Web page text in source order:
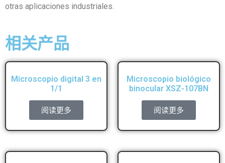
otras aplicaciones industriales.
相关产品
Microscopio digital 3 en
1/1
阅读更多
Microscopio biológico
binocular XSZ-107BN
阅读更多